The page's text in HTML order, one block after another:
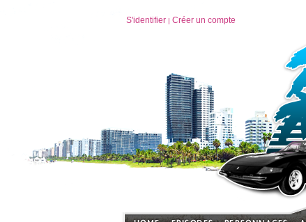
S'identifier | Créer un compte